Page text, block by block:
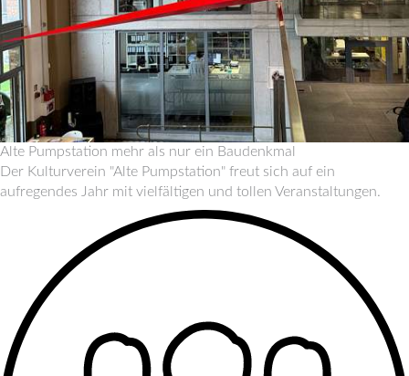
Alte Pumpstation mehr als nur ein Baudenkmal
Der Kulturverein "Alte Pumpstation" freut sich auf ein
aufregendes Jahr mit vielfältigen und tollen Veranstaltungen.